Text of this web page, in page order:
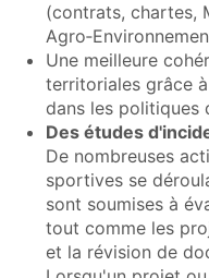
(contrats, chartes,
Une meilleure
territoriales grâce
dans les politiques
Des études
De nombreuses
sportives se
sont soumises à
tout comme les
et la révision de